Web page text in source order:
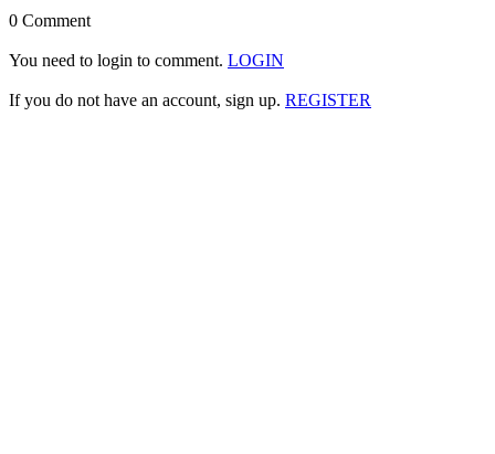
0 Comment
You need to login to comment. LOGIN
If you do not have an account, sign up. REGISTER